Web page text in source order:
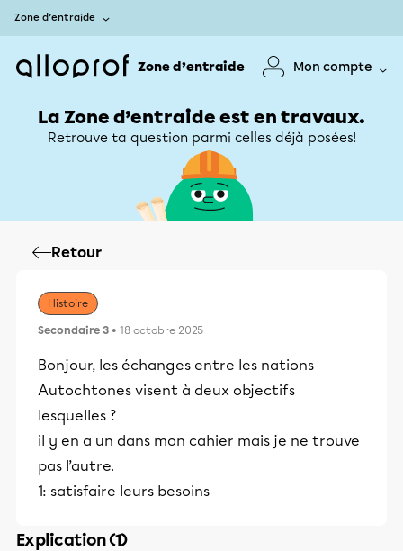
Zone d’entraide
Zone d’entraide Mon compte
La Zone d’entraide est en travaux.
Retrouve ta question parmi celles déjà posées!
Retour
Histoire
Secondaire 3 • 18 octobre 2025
Bonjour, les échanges entre les nations
Autochtones visent à deux objectifs
lesquelles ?
il y en a un dans mon cahier mais je ne trouve
pas l’autre.
1: satisfaire leurs besoins
Explication (1)